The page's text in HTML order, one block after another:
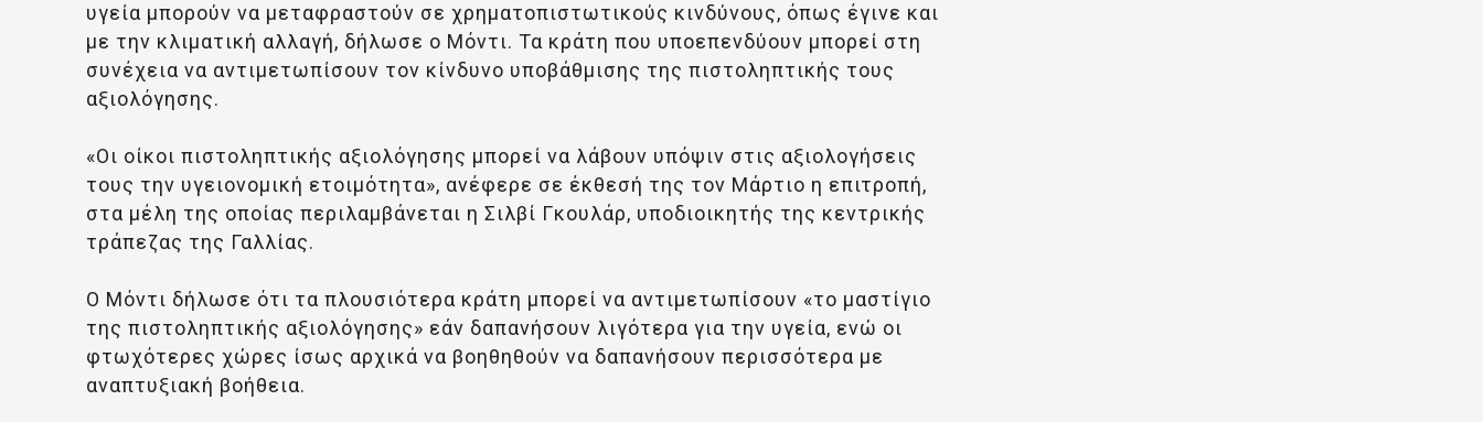
υγεία μπορούν να μεταφραστούν σε χρηματοπιστωτικούς κινδύνους, όπως έγινε και
με την κλιματική αλλαγή, δήλωσε ο Μόντι. Τα κράτη που υποεπενδύουν μπορεί στη
συνέχεια να αντιμετωπίσουν τον κίνδυνο υποβάθμισης της πιστοληπτικής τους
αξιολόγησης.
«Οι οίκοι πιστοληπτικής αξιολόγησης μπορεί να λάβουν υπόψιν στις αξιολογήσεις
τους την υγειονομική ετοιμότητα», ανέφερε σε έκθεσή της τον Μάρτιο η επιτροπή,
στα μέλη της οποίας περιλαμβάνεται η Σιλβί Γκουλάρ, υποδιοικητής της κεντρικής
τράπεζας της Γαλλίας.
Ο Μόντι δήλωσε ότι τα πλουσιότερα κράτη μπορεί να αντιμετωπίσουν «το μαστίγιο
της πιστοληπτικής αξιολόγησης» εάν δαπανήσουν λιγότερα για την υγεία, ενώ οι
φτωχότερες χώρες ίσως αρχικά να βοηθηθούν να δαπανήσουν περισσότερα με
αναπτυξιακή βοήθεια.